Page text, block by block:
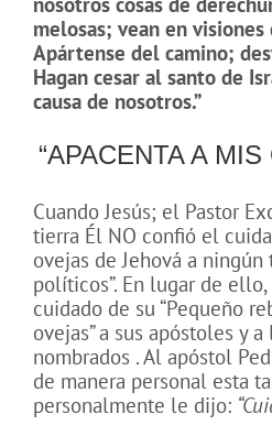
melosas; vean en visiones
Apártense del camino;
Hagan cesar al santo de
causa de nosotros.”
“APACENTA A MIS
Cuando Jesús; el Pastor
tierra Él NO confió el
ovejas de Jehová a ningún
políticos”. En lugar de
cuidado de su “Pequeño
ovejas” a sus apóstoles y
nombrados . Al apóstol
de manera personal esta
personalmente le dijo: